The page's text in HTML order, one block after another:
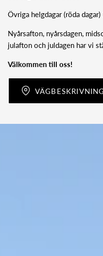
Övriga helgdagar (röda
Nyårsafton, nyårsdagen,
julafton och juldagen har vi
Välkommen till oss!